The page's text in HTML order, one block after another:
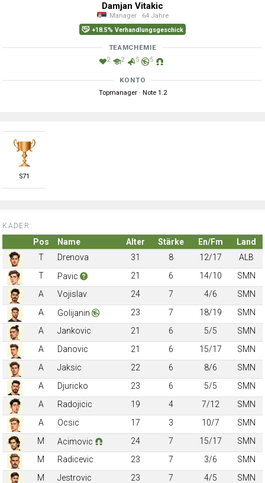
Damjan Vitakic
Manager · 64 Jahre
+18.5% Verhandlungsgeschick
TEAMCHEMIE
2 2 5 5
KONTO
Topmanager · Note 1.2
S71
KADER:
Pos Name Alter Stärke En/Fm
Land
T
Drenova 31 8 12/17
ALB
T
Pavic 21 6 14/10
SMN
A
Vojislav 24 7 4/6
SMN
A
Golijanin 23 7 18/19
SMN
A
Jankovic 21 6 5/5
SMN
A
Danovic 21 6 15/17
SMN
A
Jaksic 22 6 8/6
SMN
A
Djuricko 23 6 5/5
SMN
A
Radojicic 19 4 7/12
SMN
A
Ocsic 17 3 10/7
SMN
M
Acimovic 24 7 15/17
SMN
M
Radicevic 23 7 3/6
SMN
M
Jestrovic 23 7 4/5
SMN